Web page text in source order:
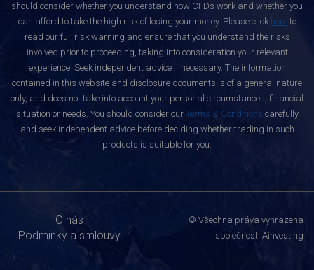
should consider whether you understand how CFDs work and whether you
can afford to take the high risk of losing your money. Please click hereto
read our full risk warning and ensure that you understand the risks
involved prior to proceeding, taking into consideration your relevant
experience. Seek independent advice if necessary. The information
contained in this website and disclosure documents is of a general nature
only, and does not take into account your personal circumstances, financial
situation or needs. You should consider our Terms & Conditions carefully
and seek independent advice before deciding whether trading in such
products is suitable for you.
O nás
Podmínky a smlouvy
© Všechna práva vyhrazena
společnosti Ainvesting